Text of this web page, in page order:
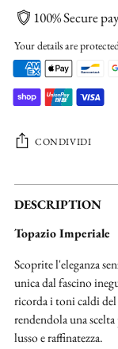
100% Secure
Your details are
CONDIVIDI
Aggiungere
un
al
carrello...
DESCRIPTION
Topazio Imperiale
Scoprite l'eleganza
unica dal fascino
ricorda i toni caldi
rendendola una
lusso e raffinatezza.